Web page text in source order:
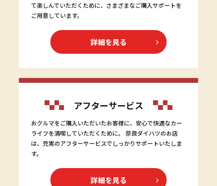
て楽しんでいただくために、さまざまなご購入サポートを
ご用意しています。
詳細を見る
アフターサービス
おクルマをご購入いただいたお客様に、安心で快適なカー
ライフを満喫していただくために。 奈良ダイハツのお店
は、充実のアフターサービスでしっかりサポートいたしま
す。
詳細を見る